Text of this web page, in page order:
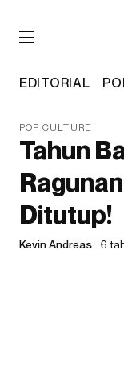
EDITORIAL
POP CULTURE
Tahun
Ditutup!
Kevin Andreas 6